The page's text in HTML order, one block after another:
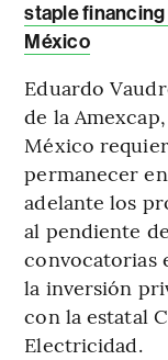
staple
México
Eduardo
de la
México
permanecer
adelante los
al pendiente
convocatorias
la inversión
con la estatal
Electricidad.